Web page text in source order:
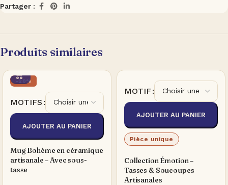
Partager :
Produits similaires
-20%
MOTIFS
AJOUTER AU PANIER
Mug Bohème en céramique
artisanale – Avec sous-
tasse
MOTIF
AJOUTER AU PANIER
Pièce unique
Collection Émotion –
Tasses & Soucoupes
Artisanales